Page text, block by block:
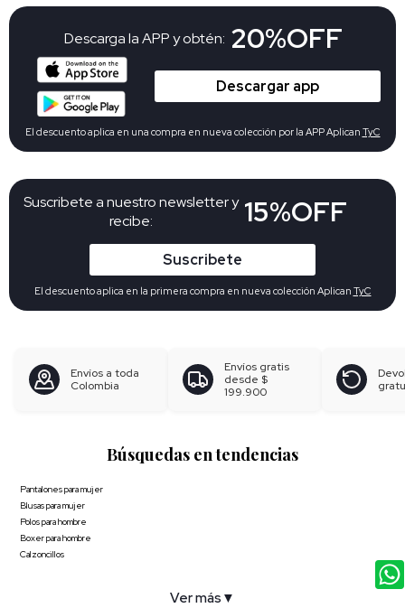
Suscribete a nuestro newsletter y
recibe:
15%OFF
Suscribete
El descuento aplica en la primera compra en nueva colección Aplican TyC
Descarga la APP y obtén: 20%OFF
Descargar app
El descuento aplica en una compra en nueva colección por la APP Aplican TyC
Envíos a toda
Colombia
Envíos gratis
desde $
199.900
Búsquedas en tendencias
Pantalones para mujer
Blusas para mujer
Polos para hombre
Boxer para hombre
Calzoncillos
Ver más ▼